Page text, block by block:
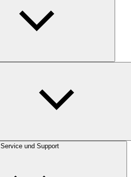
Service und Support